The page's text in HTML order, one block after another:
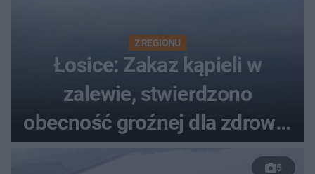
Z REGIONU
Łosice: Zakaz kąpieli w
zalewie, stwierdzono
obecność groźnej dla zdrowia
5